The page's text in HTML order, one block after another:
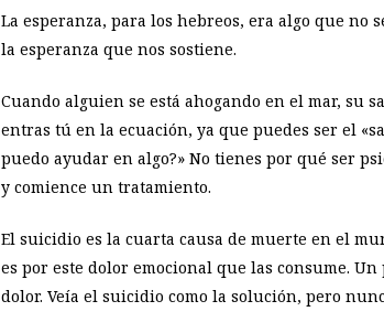
La esperanza, para los hebreos, era algo que no
la esperanza que nos sostiene.
Cuando alguien se está ahogando en el mar, su
entras tú en la ecuación, ya que puedes ser el
puedo ayudar en algo?» No tienes por qué ser
y comience un tratamiento.
El suicidio es la cuarta causa de muerte en el
es por este dolor emocional que las consume.
dolor. Veía el suicidio como la solución, pero